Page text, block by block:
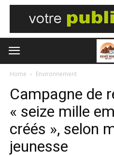
Home Environnement
Campagne de
« seize mille
créés », selon
jeunesse